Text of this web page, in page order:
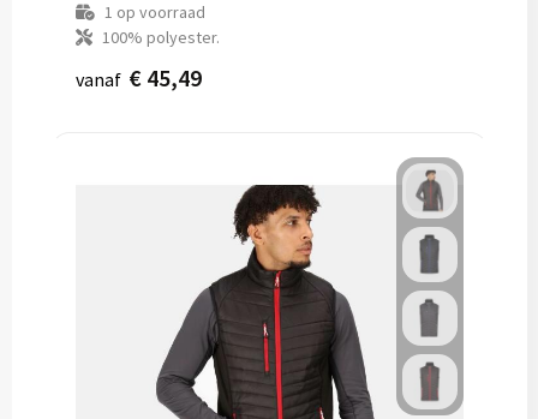
1 op voorraad
100% polyester.
vanaf € 45,49